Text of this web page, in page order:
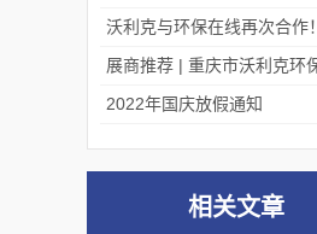
沃利克与环保在线再次合作！
2022年国庆放假通知
相关文章